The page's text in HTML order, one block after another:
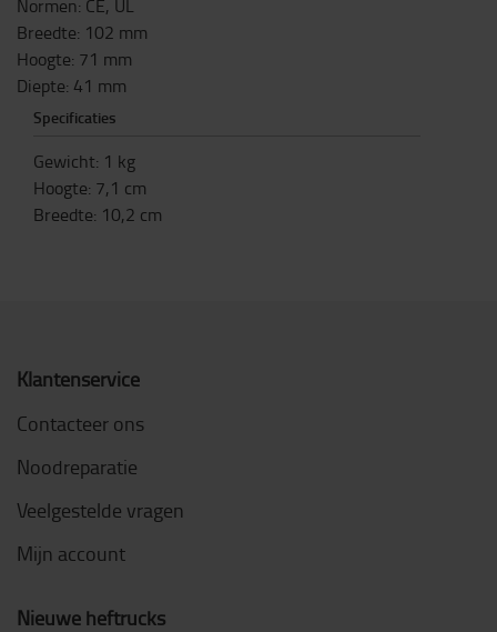
Normen: CE, UL
Breedte: 102 mm
Hoogte: 71 mm
Diepte: 41 mm
Specificaties
Gewicht: 1 kg
Hoogte: 7,1 cm
Breedte: 10,2 cm
Klantenservice
Contacteer ons
Noodreparatie
Veelgestelde vragen
Mijn account
Nieuwe heftrucks